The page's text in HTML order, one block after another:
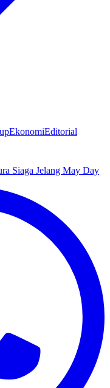
EkonomiEditorial
Siaga Jelang May Day